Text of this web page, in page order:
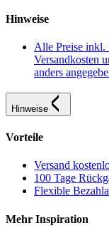
Hinweise
Alle Preise inkl.
Versandkosten
anders
Hinweise
Vorteile
Versand
100 Tage
Flexible
Mehr Inspiration